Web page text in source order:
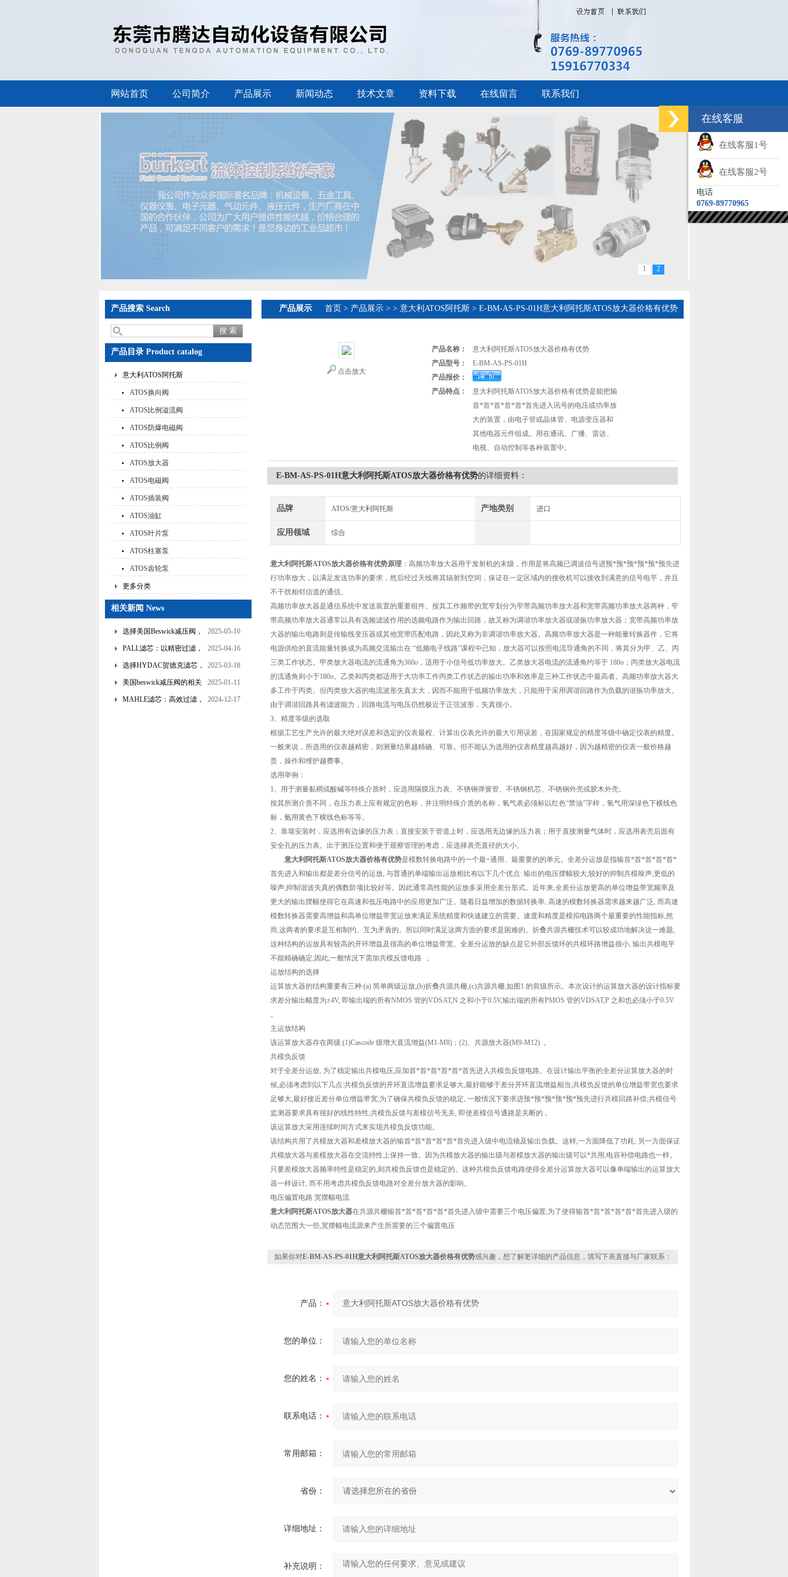
网站首页 公司简介 产品展示 新闻动态 技术文章 资料下载 在线留言 联系我们
1 2
产品搜索 Search
产品目录 Product catalog
意大利ATOS阿托斯
ATOS换向阀
ATOS比例溢流阀
ATOS防爆电磁阀
ATOS比例阀
ATOS放大器
ATOS电磁阀
ATOS插装阀
ATOS油缸
ATOS叶片泵
ATOS柱塞泵
ATOS齿轮泵
更多分类
相关新闻 News
选择美国Beswick减压阀，
提升流体系统效率
2025-05-16
PALL滤芯：以精密过滤，
为工业流体筑起“隐形安全
2025-04-16
选择HYDAC贺德克滤芯，
享受精准过滤与稳定性能
2025-03-18
美国beswick减压阀的相关
知识
2025-01-11
MAHLE滤芯：高效过滤，
2024-12-17
产品展示 首页 > 产品展示> > 意大利ATOS阿托斯> E-BM-AS-PS-01H意大利阿托斯ATOS放大器价格有优势
点击放大
产品名称：
意大利阿托斯ATOS放大器价格有优势
产品型号：
E-BM-AS-PS-01H
产品报价：
产品特点：
意大利阿托斯ATOS放大器价格有优势是能把输
首*首*首*首*首*首先进入讯号的电压或功率放
大的装置，由电子管或晶体管、电源变压器和
其他电器元件组成。用在通讯、广播、雷达、
电视、自动控制等各种装置中。
E-BM-AS-PS-01H意大利阿托斯ATOS放大器价格有优势的详细资料：
品牌 ATOS/意大利阿托斯 产地类别 进口
应用领域 综合
意大利阿托斯ATOS放大器价格有优势原理：高频功率放大器用于发射机的末级，作用是将高频已调波信号进预*预*预*预*预*预先进
行功率放大，以满足发送功率的要求，然后经过天线将其辐射到空间，保证在一定区域内的接收机可以接收到满意的信号电平，并且
不干扰相邻信道的通信。
高频功率放大器是通信系统中发送装置的重要组件。按其工作频带的宽窄划分为窄带高频功率放大器和宽带高频功率放大器两种，窄
带高频功率放大器通常以具有选频滤波作用的选频电路作为输出回路，故又称为调谐功率放大器或谐振功率放大器；宽带高频功率放
大器的输出电路则是传输线变压器或其他宽带匹配电路，因此又称为非调谐功率放大器。高频功率放大器是一种能量转换器件，它将
电源供给的直流能量转换成为高频交流输出在 “低频电子线路"课程中已知，放大器可以按照电流导通角的不同，将其分为甲、乙、丙
三类工作状态。甲类放大器电流的流通角为360o，适用于小信号低功率放大。乙类放大器电流的流通角约等于 180o；丙类放大器电流
的流通角则小于180o。乙类和丙类都适用于大功率工作丙类工作状态的输出功率和效率是三种工作状态中最高者。高频功率放大器大
多工作于丙类。但丙类放大器的电流波形失真太大，因而不能用于低频功率放大，只能用于采用调谐回路作为负载的谐振功率放大。
由于调谐回路具有滤波能力，回路电流与电压仍然极近于正弦波形，失真很小。
3、精度等级的选取
根据工艺生产允许的最大绝对误差和选定的仪表最程、计算出仪表允许的最大引用误差，在国家规定的精度等级中确定仪表的精度。
一般来说，所选用的仪表越精密，则测量结果越精确、可靠。但不能认为选用的仪表精度越高越好，因为越精密的仪表一般价格越
贵，操作和维护越费事。
选用举例：
1、用于测量黏稠或酸碱等特殊介质时，应选用隔膜压力表、不锈钢弹簧管、不锈钢机芯、不锈钢外壳或胶木外壳。
按其所测介质不同，在压力表上应有规定的色标，并注明特殊介质的名称，氧气表必须标以红色“禁油"字样，氢气用深绿色下横线色
标，氨用黄色下横线色标等等。
2、靠墙安装时，应选用有边缘的压力表；直接安装于管道上时，应选用无边缘的压力表；用于直接测量气体时，应选用表壳后面有
安全孔的压力表。出于测压位置和便于观察管理的考虑，应选择表壳直径的大小。
意大利阿托斯ATOS放大器价格有优势是模数转换电路中的一个最=通用、最重要的的单元。全差分运放是指输首*首*首*首*首*
首先进入和输出都是差分信号的运放, 与普通的单端输出运放相比有以下几个优点: 输出的电压摆幅较大;较好的抑制共模噪声;更低的
噪声;抑制谐波失真的偶数阶项比较好等。因此通常高性能的运放多采用全差分形式。近年来,全差分运放更高的单位增益带宽频率及
更大的输出摆幅使得它在高速和低压电路中的应用更加广泛。随着日益增加的数据转换率, 高速的模数转换器需求越来越广泛, 而高速
模数转换器需要高增益和高单位增益带宽运放来满足系统精度和快速建立的需要。速度和精度是模拟电路两个最重要的性能指标,然
而,这两者的要求是互相制约、互为矛盾的。所以同时满足这两方面的要求是困难的。折叠共源共栅技术可以较成功地解决这一难题,
这种结构的运放具有较高的开环增益及很高的单位增益带宽。全差分运放的缺点是它外部反馈环的共模环路增益很小, 输出共模电平
不能精确确定,因此,一般情况下需加共模反馈电路 。
运放结构的选择
运算放大器的结构重要有三种:(a) 简单两级运放,(b)折叠共源共栅,(c)共源共栅,如图1 的前级所示。本次设计的运算放大器的设计指标要
求差分输出幅度为±4V, 即输出端的所有NMOS 管的VDSAT,N 之和小于0.5V,输出端的所有PMOS 管的VDSAT,P 之和也必须小于0.5V
。
主运放结构
该运算放大器存在两级:(1)Cascode 级增大直流增益(M1-M8)；(2)、共源放大器(M9-M12) 。
共模负反馈
对于全差分运放, 为了稳定输出共模电压,应加首*首*首*首*首*首先进入共模负反馈电路。在设计输出平衡的全差分运算放大器的时
候,必须考虑到以下几点:共模负反馈的开环直流增益要求足够大,最好能够于差分开环直流增益相当;共模负反馈的单位增益带宽也要求
足够大,最好接近差分单位增益带宽;为了确保共模负反馈的稳定, 一般情况下要求进预*预*预*预*预*预先进行共模回路补偿;共模信号
监测器要求具有很好的线性特性;共模负反馈与差模信号无关, 即使差模信号通路是关断的 。
该运算放大采用连续时间方式来实现共模负反馈功能。
该结构共用了共模放大器和差模放大器的输首*首*首*首*首*首先进入级中电流镜及输出负载。这样,一方面降低了功耗; 另一方面保证
共模放大器与差模放大器在交流特性上保持一致。因为共模放大器的输出级与差模放大器的输出级可以*共用,电容补偿电路也一样。
只要差模放大器频率特性是稳定的,则共模负反馈也是稳定的。这种共模负反馈电路使得全差分运算放大器可以像单端输出的运算放大
器一样设计, 而不用考虑共模负反馈电路对全差分放大器的影响。
电压偏置电路:宽摆幅电流
意大利阿托斯ATOS放大器在共源共栅输首*首*首*首*首*首先进入级中需要三个电压偏置,为了使得输首*首*首*首*首*首先进入级的
动态范围大一些,宽摆幅电流源来产生所需要的三个偏置电压
如果你对E-BM-AS-PS-01H意大利阿托斯ATOS放大器价格有优势感兴趣，想了解更详细的产品信息，填写下表直接与厂家联系：
产品：
您的单位：
您的姓名：
联系电话：
常用邮箱：
省份：
详细地址：
补充说明：
在线客服
在线客服1号
在线客服2号
电话
0769-89770965